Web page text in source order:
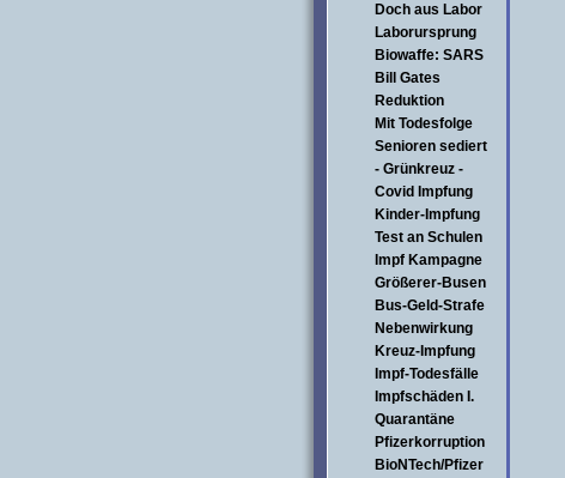
Doch aus Labor
Laborursprung
Biowaffe: SARS
Bill Gates
Reduktion
Mit Todesfolge
Senioren sediert
- Grünkreuz -
Covid Impfung
Kinder-Impfung
Test an Schulen
Impf Kampagne
Größerer-Busen
Bus-Geld-Strafe
Nebenwirkung
Kreuz-Impfung
Impf-Todesfälle
Impfschäden I.
Quarantäne
Pfizerkorruption
BioNTech/Pfizer